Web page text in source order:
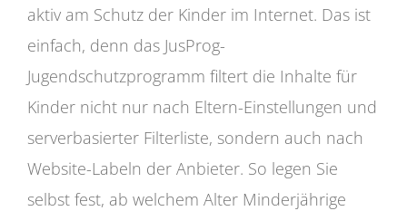
aktiv am Schutz der Kinder im Internet. Das ist
einfach, denn das JusProg-
Jugendschutzprogramm filtert die Inhalte für
Kinder nicht nur nach Eltern-Einstellungen und
serverbasierter Filterliste, sondern auch nach
Website-Labeln der Anbieter. So legen Sie
selbst fest, ab welchem Alter Minderjährige